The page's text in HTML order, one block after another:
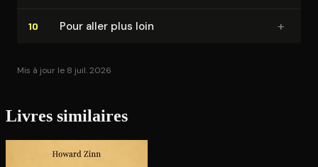
10 Pour aller plus loin +
Mis à jour le 8 juil. 2026
Livres similaires